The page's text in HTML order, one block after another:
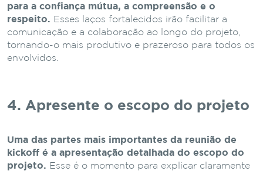
para a confiança mútua, a compreensão e o
respeito. Esses laços fortalecidos irão facilitar a
comunicação e a colaboração ao longo do projeto,
tornando-o mais produtivo e prazeroso para todos os
envolvidos.
4. Apresente o escopo do projeto
Uma das partes mais importantes da reunião de
kickoff é a apresentação detalhada do escopo do
projeto. Esse é o momento para explicar claramente